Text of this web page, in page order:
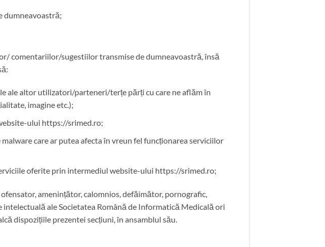
dumneavoastră;
comentariilor/sugestiilor transmise de dumneavoastră, însă
ale altor utilizatori/parteneri/terțe părți cu care ne aflăm în
imagine etc.);
ului https://srimed.ro;
care ar putea afecta în vreun fel funcționarea serviciilor
oferite prin intermediul website-ului https://srimed.ro;
amenințător, calomnios, defăimător, pornografic,
ale Societatea Română de Informatică Medicală ori
dispozițiile prezentei secțiuni, în ansamblul său.